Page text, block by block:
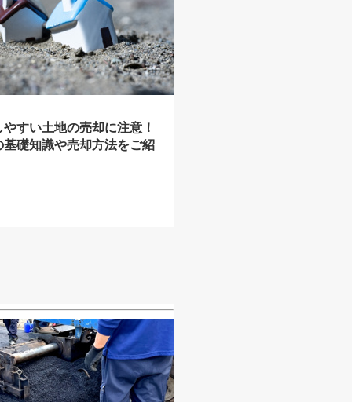
すい土地の売却に注意！
基礎知識や売却方法をご紹